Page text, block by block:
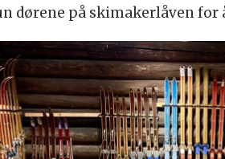
dørene på skimakerlåven for